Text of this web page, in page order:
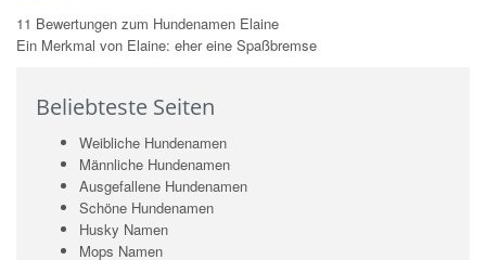
11 Bewertungen zum Hundenamen Elaine
Ein Merkmal von Elaine: eher eine Spaßbremse
Beliebteste Seiten
Weibliche Hundenamen
Männliche Hundenamen
Ausgefallene Hundenamen
Schöne Hundenamen
Husky Namen
Mops Namen